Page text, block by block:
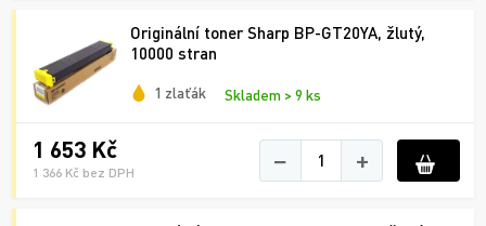
Originální toner Sharp BP-GT20YA, žlutý,
10000 stran
1 zlaťák Skladem > 9 ks
1 653 Kč
1 366 Kč bez DPH − +